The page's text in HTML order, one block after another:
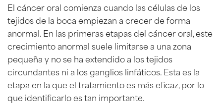
El cáncer oral comienza cuando las células de los
tejidos de la boca empiezan a crecer de forma
anormal. En las primeras etapas del cáncer oral, este
crecimiento anormal suele limitarse a una zona
pequeña y no se ha extendido a los tejidos
circundantes ni a los ganglios linfáticos. Esta es la
etapa en la que el tratamiento es más eficaz, por lo
que identificarlo es tan importante.